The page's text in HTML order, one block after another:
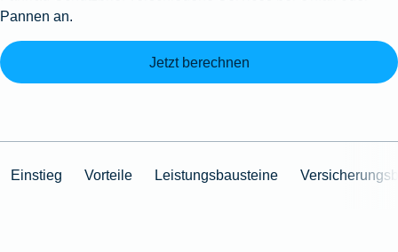
Pannen an.
Jetzt berechnen
Einstieg Vorteile Leistungsbausteine